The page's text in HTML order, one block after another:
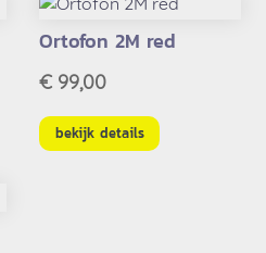
Ortofon 2M red
€99,00
bekijk details